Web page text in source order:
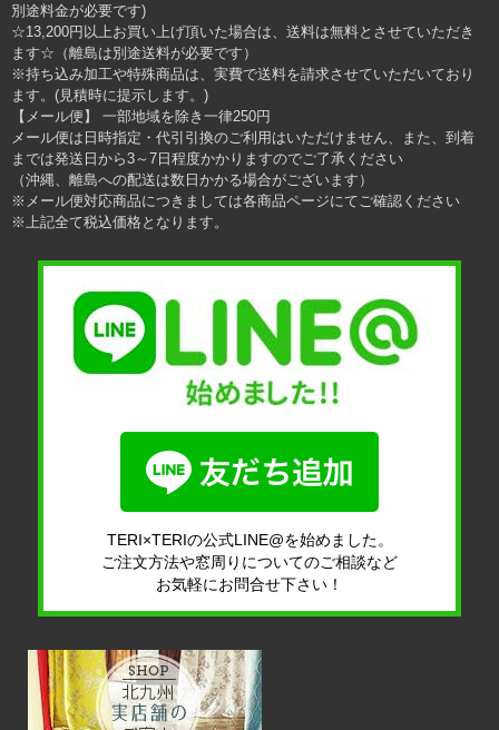
別途料金が必要です)
☆13,200円以上お買い上げ頂いた場合は、送料は無料とさせていただき
ます☆（離島は別途送料が必要です）
※持ち込み加工や特殊商品は、実費で送料を請求させていただいており
ます。(見積時に提示します。)
【メール便】 一部地域を除き一律250円
メール便は日時指定・代引引換のご利用はいただけません、また、到着
までは発送日から3～7日程度かかりますのでご了承ください
（沖縄、離島への配送は数日かかる場合がございます）
※メール便対応商品につきましては各商品ページにてご確認ください
※上記全て税込価格となります。
TERI×TERIの公式LINE@を始めました。
ご注文方法や窓周りについてのご相談など
お気軽にお問合せ下さい！